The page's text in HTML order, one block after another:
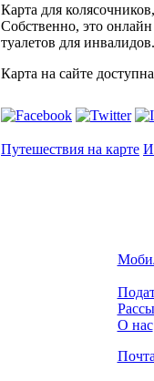
Карта для
Собственно, это
туалетов для инвалидов.
Карта на сайте
Путешествия на карте
О нас